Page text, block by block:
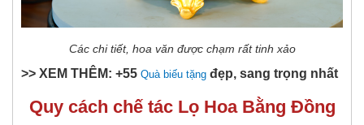
Các chi tiết, hoa văn được chạm rất tinh xảo
>> XEM THÊM: +55 Quà biếu tặng đẹp, sang trọng nhất
Quy cách chế tác Lọ Hoa Bằng Đồng